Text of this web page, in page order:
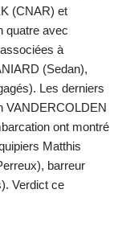
(CNAR) et
quatre avec
à
(Sedan),
Les derniers
VANDERCOLDEN
ont montré
Matthis
barreur
Verdict ce